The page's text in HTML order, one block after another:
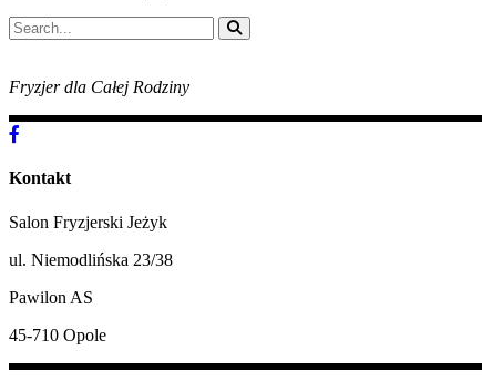
Search
for:
Fryzjer dla Całej Rodziny
Kontakt
Salon Fryzjerski Jeżyk
ul. Niemodlińska 23/38
Pawilon AS
45-710 Opole